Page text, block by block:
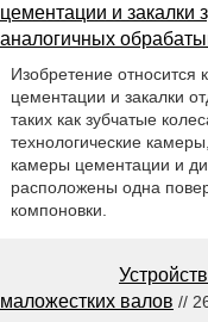
цементации и закалки
аналогичных
Изобретение относится
цементации и закалки
таких как зубчатые
технологические
камеры цементации и
расположены одна
компоновки.
маложестких валов //